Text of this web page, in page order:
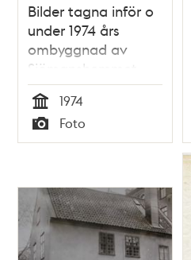
Bilder tagna inför o
under 1974 års
ombyggnad av
Sjömanshemmet.
Bv, rum 005 med
järnspis
Tid
1974
Typ
Foto